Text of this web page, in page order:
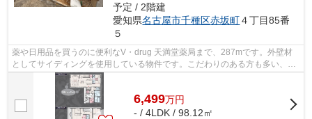
予定 / 2階建
愛知県名古屋市千種区赤坂町４丁目85番
５
薬や日用品を買うのに便利なV・drug 天満堂薬局まで、287mです。外壁材
としてサイディングを使用している物件です。こだわりのある方も多い、新
築の戸建て物件となっております。こち...
6,499万円
- / 4LDK / 98.12㎡